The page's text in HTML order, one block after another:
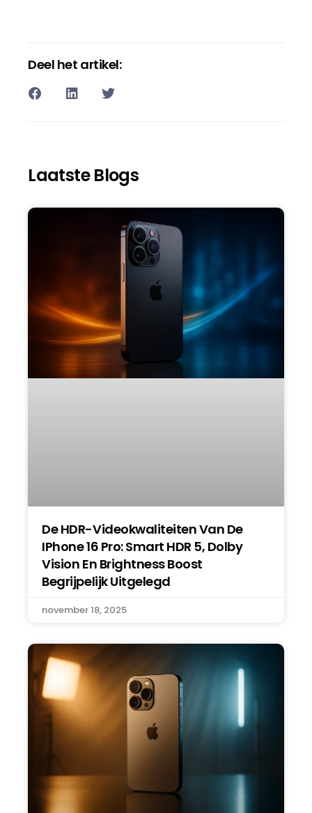
Deel het artikel:
Laatste Blogs
De HDR-Videokwaliteiten Van De
IPhone 16 Pro: Smart HDR 5, Dolby
Vision En Brightness Boost
Begrijpelijk Uitgelegd
november 18, 2025